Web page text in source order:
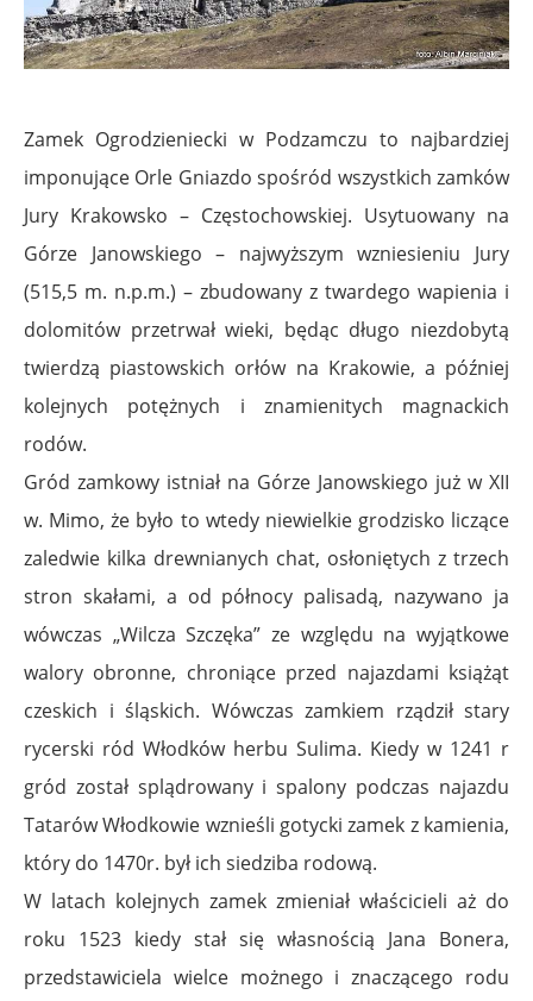
Zamek Ogrodzieniecki w Podzamczu to najbardziej
imponujące Orle Gniazdo spośród wszystkich zamków
Jury Krakowsko – Częstochowskiej. Usytuowany na
Górze Janowskiego – najwyższym wzniesieniu Jury
(515,5 m. n.p.m.) – zbudowany z twardego wapienia i
dolomitów przetrwał wieki, będąc długo niezdobytą
twierdzą piastowskich orłów na Krakowie, a później
kolejnych potężnych i znamienitych magnackich
rodów.
Gród zamkowy istniał na Górze Janowskiego już w XII
w. Mimo, że było to wtedy niewielkie grodzisko liczące
zaledwie kilka drewnianych chat, osłoniętych z trzech
stron skałami, a od północy palisadą, nazywano ja
wówczas „Wilcza Szczęka” ze względu na wyjątkowe
walory obronne, chroniące przed najazdami książąt
czeskich i śląskich. Wówczas zamkiem rządził stary
rycerski ród Włodków herbu Sulima. Kiedy w 1241 r
gród został splądrowany i spalony podczas najazdu
Tatarów Włodkowie wznieśli gotycki zamek z kamienia,
który do 1470r. był ich siedziba rodową.
W latach kolejnych zamek zmieniał właścicieli aż do
roku 1523 kiedy stał się własnością Jana Bonera,
przedstawiciela wielce możnego i znaczącego rodu